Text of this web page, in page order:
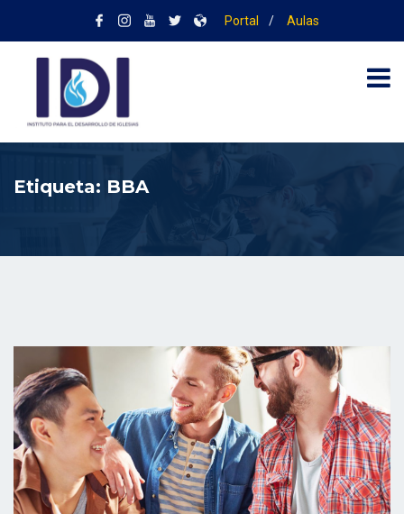
Portal / Aulas
Etiqueta: BBA